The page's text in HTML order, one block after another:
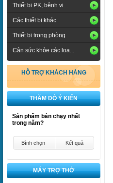
Thiết bị PK, bệnh vi...
Các thiết bị khác
Thiết bị trong phòng
Cân sức khỏe các loạ...
HỖ TRỢ KHÁCH HÀNG
THĂM DÒ Ý KIẾN
Sản phẩm bán chạy nhất
trong năm?
Bình chọn Kết quả
MÁY TRỢ THỞ